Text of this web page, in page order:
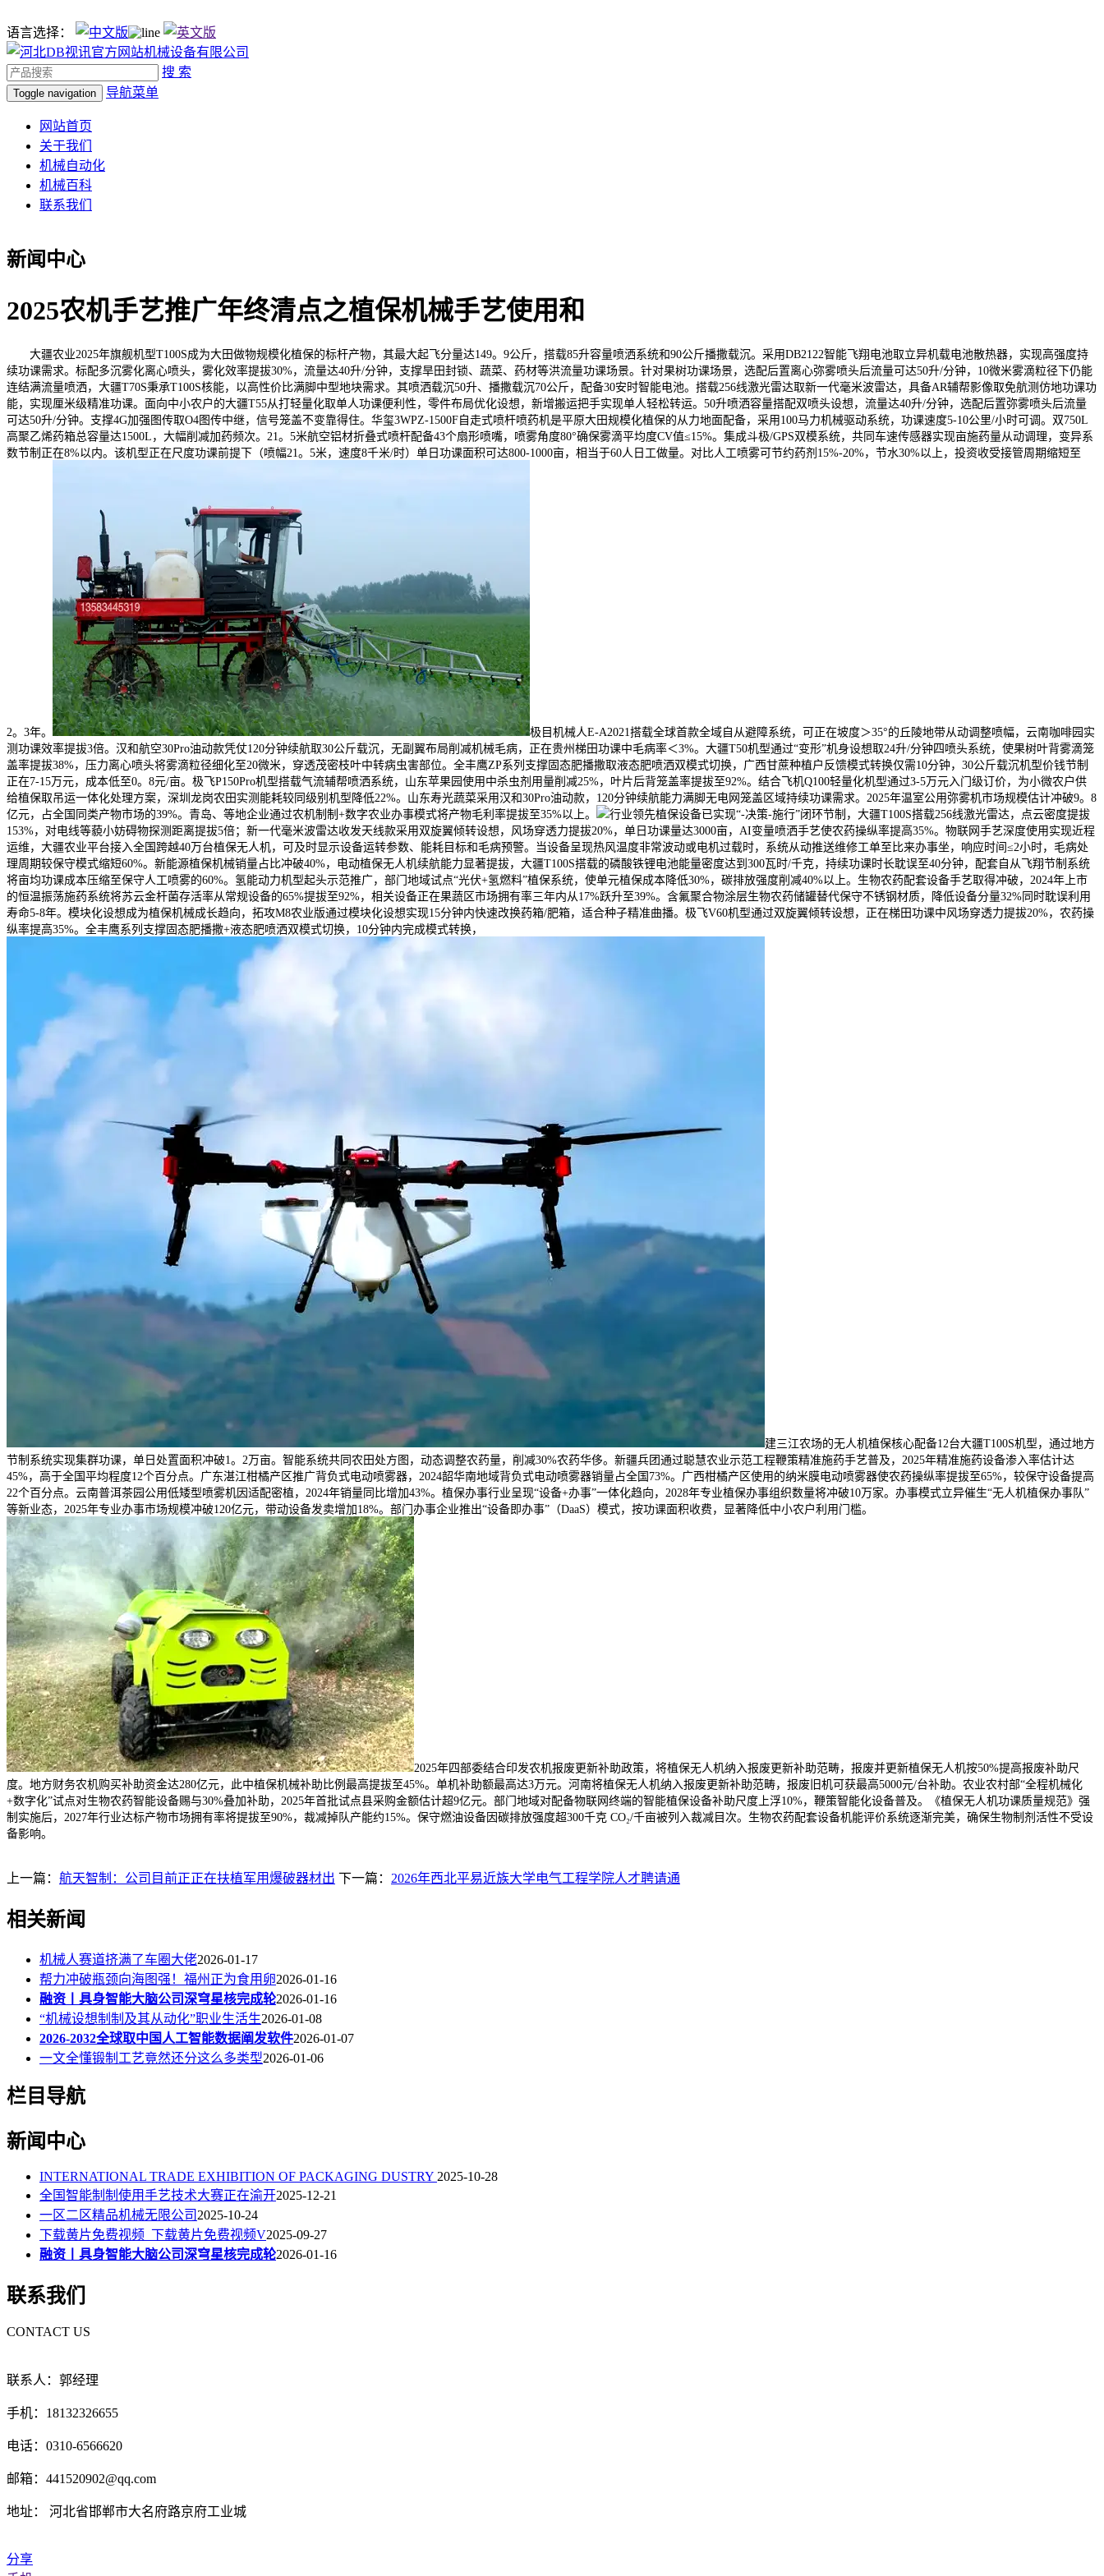
语言选择：
搜 索
Toggle navigation 导航菜单
网站首页
关于我们
机械自动化
机械百科
联系我们
新闻中心
2025农机手艺推广年终清点之植保机械手艺使用和
大疆农业2025年旗舰机型T100S成为大田做物规模化植保的标杆产物，其最大起飞分量达149。9公斤，搭载85升容量喷洒系统和90公斤播撒载沉。采用DB2122智能飞翔电池取立异机载电池散热器，实现高强度持
续功课需求。标配多沉雾化离心喷头，雾化效率提拔30%，流量达40升/分钟，支撑旱田封锁、蔬菜、药材等洪流量功课场景。针对果树功课场景，选配后置离心弥雾喷头后流量可达50升/分钟，10微米雾滴粒径下仍能
连结满流量喷洒，大疆T70S秉承T100S核能，以高性价比满脚中型地块需求。其喷洒载沉50升、播撒载沉70公斤，配备30安时智能电池。搭载256线激光雷达取新一代毫米波雷达，具备AR辅帮影像取免航测仿地功课功
能，实现厘米级精准功课。面向中小农户的大疆T55从打轻量化取单人功课便利性，零件布局优化设想，新增搬运把手实现单人轻松转运。50升喷洒容量搭配双喷头设想，流量达40升/分钟，选配后置弥雾喷头后流量
可达50升/分钟。支撑4G加强图传取O4图传中继，信号笼盖不变靠得住。华玺3WPZ-1500F自走式喷杆喷药机是平原大田规模化植保的从力地面配备，采用100马力机械驱动系统，功课速度5-10公里/小时可调。双750L
高聚乙烯药箱总容量达1500L，大幅削减加药频次。21。5米航空铝材折叠式喷杆配备43个扇形喷嘴，喷雾角度80°确保雾滴平均度CV值≤15%。集成斗极/GPS双模系统，共同车速传感器实现亩施药量从动调理，变异系
数节制正在8%以内。该机型正在尺度功课前提下（喷幅21。5米，速度8千米/时）单日功课面积可达800-1000亩，相当于60人日工做量。对比人工喷雾可节约药剂15%-20%，节水30%以上，投资收受接管周期缩短至
2。3年。
极目机械人E-A2021搭载全球首款全域自从避障系统，可正在坡度＞35°的丘陵地带从动调整喷幅，云南咖啡园实
测功课效率提拔3倍。汉和航空30Pro油动款凭仗120分钟续航取30公斤载沉，无副翼布局削减机械毛病，正在贵州梯田功课中毛病率＜3%。大疆T50机型通过“变形”机身设想取24升/分钟四喷头系统，使果树叶背雾滴笼
盖率提拔38%，压力离心喷头将雾滴粒径细化至20微米，穿透茂密枝叶中转病虫害部位。全丰鹰ZP系列支撑固态肥播撒取液态肥喷洒双模式切换，广西甘蔗种植户反馈模式转换仅需10分钟，30公斤载沉机型价钱节制
正在7-15万元，成本低至0。8元/亩。极飞P150Pro机型搭载气流辅帮喷洒系统，山东苹果园使用中杀虫剂用量削减25%，叶片后背笼盖率提拔至92%。结合飞机Q100轻量化机型通过3-5万元入门级订价，为小微农户供
给植保取吊运一体化处理方案，深圳龙岗农田实测能耗较同级别机型降低22%。山东寿光蔬菜采用汉和30Pro油动款，120分钟续航能力满脚无电网笼盖区域持续功课需求。2025年温室公用弥雾机市场规模估计冲破9。8
亿元，占全国同类产物市场的39%。青岛、等地企业通过农机制制+数字农业办事模式将产物毛利率提拔至35%以上。
行业领先植保设备已实现“-决策-施行”闭环节制，大疆T100S搭载256线激光雷达，点云密度提拔
153%，对电线等藐小妨碍物探测距离提拔5倍；新一代毫米波雷达收发天线款采用双旋翼倾转设想，风场穿透力提拔20%，单日功课量达3000亩，AI变量喷洒手艺使农药操纵率提高35%。物联网手艺深度使用实现近程
运维，大疆农业平台接入全国跨越40万台植保无人机，可及时显示设备运转参数、能耗目标和毛病预警。当设备呈现热风温度非常波动或电机过载时，系统从动推送维修工单至比来办事坐，响应时间≤2小时，毛病处
理周期较保守模式缩短60%。新能源植保机械销量占比冲破40%，电动植保无人机续航能力显著提拔，大疆T100S搭载的磷酸铁锂电池能量密度达到300瓦时/千克，持续功课时长耽误至40分钟，配套自从飞翔节制系统
将亩均功课成本压缩至保守人工喷雾的60%。氢能动力机型起头示范推广，部门地域试点“光伏+氢燃料”植保系统，使单元植保成本降低30%，碳排放强度削减40%以上。生物农药配套设备手艺取得冲破，2024年上市
的恒温振荡施药系统将苏云金杆菌存活率从常规设备的65%提拔至92%，相关设备正在果蔬区市场拥有率三年内从17%跃升至39%。含氟聚合物涂层生物农药储罐替代保守不锈钢材质，降低设备分量32%同时耽误利用
寿命5-8年。模块化设想成为植保机械成长趋向，拓攻M8农业版通过模块化设想实现15分钟内快速改换药箱/肥箱，适合种子精准曲播。极飞V60机型通过双旋翼倾转设想，正在梯田功课中风场穿透力提拔20%，农药操
纵率提高35%。全丰鹰系列支撑固态肥播撒+液态肥喷洒双模式切换，10分钟内完成模式转换，
建三江农场的无人机植保核心配备12台大疆T100S机型，通过地方
节制系统实现集群功课，单日处置面积冲破1。2万亩。智能系统共同农田处方图，动态调整农药量，削减30%农药华侈。新疆兵团通过聪慧农业示范工程鞭策精准施药手艺普及，2025年精准施药设备渗入率估计达
45%，高于全国平均程度12个百分点。广东湛江柑橘产区推广背负式电动喷雾器，2024韶华南地域背负式电动喷雾器销量占全国73%。广西柑橘产区使用的纳米膜电动喷雾器使农药操纵率提拔至65%，较保守设备提高
22个百分点。云南普洱茶园公用低矮型喷雾机因适配密植，2024年销量同比增加43%。植保办事行业呈现“设备+办事”一体化趋向，2028年专业植保办事组织数量将冲破10万家。办事模式立异催生“无人机植保办事队”
等新业态，2025年专业办事市场规模冲破120亿元，带动设备发卖增加18%。部门办事企业推出“设备即办事”（DaaS）模式，按功课面积收费，显著降低中小农户利用门槛。
2025年四部委结合印发农机报废更新补助政策，将植保无人机纳入报废更新补助范畴，报废并更新植保无人机按50%提高报废补助尺
度。地方财务农机购买补助资金达280亿元，此中植保机械补助比例最高提拔至45%。单机补助额最高达3万元。河南将植保无人机纳入报废更新补助范畴，报废旧机可获最高5000元/台补助。农业农村部“全程机械化
+数字化”试点对生物农药智能设备赐与30%叠加补助，2025年首批试点县采购金额估计超9亿元。部门地域对配备物联网终端的智能植保设备补助尺度上浮10%，鞭策智能化设备普及。《植保无人机功课质量规范》强
制实施后，2027年行业达标产物市场拥有率将提拔至90%，裁减掉队产能约15%。保守燃油设备因碳排放强度超300千克 CO₂/千亩被列入裁减目次。生物农药配套设备机能评价系统逐渐完美，确保生物制剂活性不受设
备影响。
上一篇： 航天智制：公司目前正正在扶植军用爆破器材出 下一篇： 2026年西北平易近族大学电气工程学院人才聘请通
相关新闻
机械人赛道挤满了车圈大佬2026-01-17
帮力冲破瓶颈向海图强！福州正为食用卵2026-01-16
融资丨具身智能大脑公司深穹星核完成轮2026-01-16
“机械设想制制及其从动化”职业生活生2026-01-08
2026-2032全球取中国人工智能数据阐发软件2026-01-07
一文全懂锻制工艺竟然还分这么多类型2026-01-06
栏目导航
新闻中心
INTERNATIONAL TRADE EXHIBITION OF PACKAGING DUSTRY 2025-10-28
全国智能制制使用手艺技术大赛正在渝开2025-12-21
一区二区精品机械无限公司2025-10-24
下载黄片免费视频_下载黄片免费视频V2025-09-27
融资丨具身智能大脑公司深穹星核完成轮2026-01-16
联系我们
CONTACT US
联系人：郭经理
手机：18132326655
电话：0310-6566620
邮箱：441520902@qq.com
地址： 河北省邯郸市大名府路京府工业城
分享